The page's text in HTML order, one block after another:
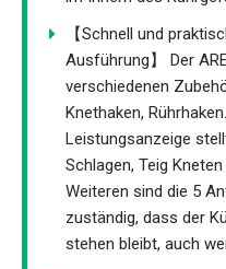
【Schnell und
Ausführung】 Der
verschiedenen
Knethaken,
Leistungsanzeige
Schlagen, Teig
Weiteren sind die 5
zuständig, dass der
stehen bleibt, auch